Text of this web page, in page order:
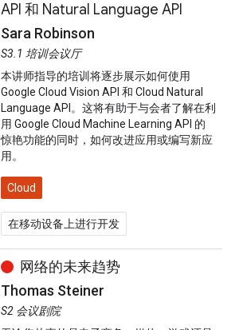
API 和 Natural Language API
Sara Robinson
S3.1 培训会议厅
本讲师指导的培训将逐步展示如何使用
Google Cloud Vision API 和 Cloud Natural
Language API。这将有助于与会者了解在利
用 Google Cloud Machine Learning API 的
惊艳功能的同时，如何改进应用或编写新应
用。
Cloud
在移动设备上进行开发
网络的未来趋势
Thomas Steiner
S2 会议剧院